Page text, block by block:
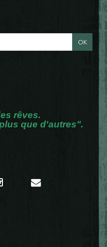
rêves.
que d'autres".